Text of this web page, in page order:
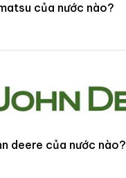
của nước nào?
deere của nước nào?